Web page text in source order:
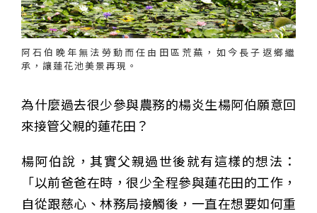
阿石伯晚年無法勞動而任由田區荒蕪，如今長子返鄉繼
承，讓蓮花池美景再現。
為什麼過去很少參與農務的楊炎生楊阿伯願意回
來接管父親的蓮花田？
楊阿伯說，其實父親過世後就有這樣的想法：
「以前爸爸在時，很少全程參與蓮花田的工作，
自從跟慈心、林務局接觸後，一直在想要如何重